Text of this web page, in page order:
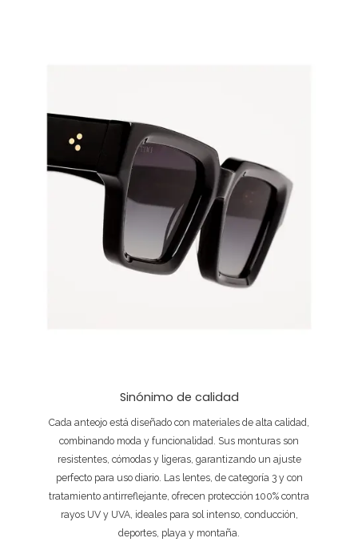
Sinónimo de calidad
Cada anteojo está diseñado con materiales de alta calidad,
combinando moda y funcionalidad. Sus monturas son
resistentes, cómodas y ligeras, garantizando un ajuste
perfecto para uso diario. Las lentes, de categoría 3 y con
tratamiento antirreflejante, ofrecen protección 100% contra
rayos UV y UVA, ideales para sol intenso, conducción,
deportes, playa y montaña.